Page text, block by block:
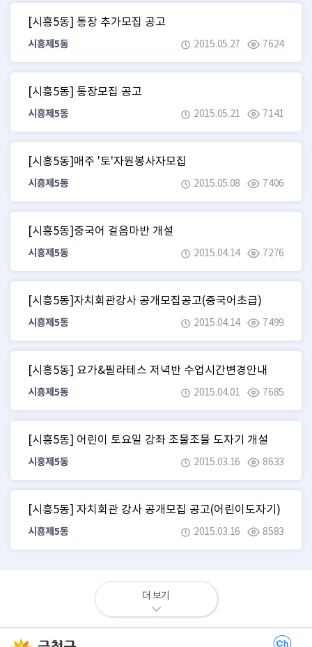
[시흥5동] 통장 추가모집 공고
시흥제5동 2015.05.27 7624
[시흥5동] 통장모집 공고
시흥제5동 2015.05.21 7141
[시흥5동]매주 '토'자원봉사자모집
시흥제5동 2015.05.08 7406
[시흥5동]중국어 걸음마반 개설
시흥제5동 2015.04.14 7276
[시흥5동]자치회관강사 공개모집공고(중국어초급)
시흥제5동 2015.04.14 7499
[시흥5동] 요가&필라테스 저녁반 수업시간변경안내
시흥제5동 2015.04.01 7685
[시흥5동] 어린이 토요일 강좌 조물조물 도자기 개설
시흥제5동 2015.03.16 8633
[시흥5동] 자치회관 강사 공개모집 공고(어린이도자기)
시흥제5동 2015.03.16 8583
더 보기